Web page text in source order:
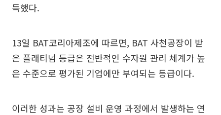
득했다.
13일 BAT코리아제조에 따르면, BAT 사천공장이 받
은 플래티넘 등급은 전반적인 수자원 관리 체계가 높
은 수준으로 평가된 기업에만 부여되는 등급이다.
이러한 성과는 공장 설비 운영 과정에서 발생하는 연